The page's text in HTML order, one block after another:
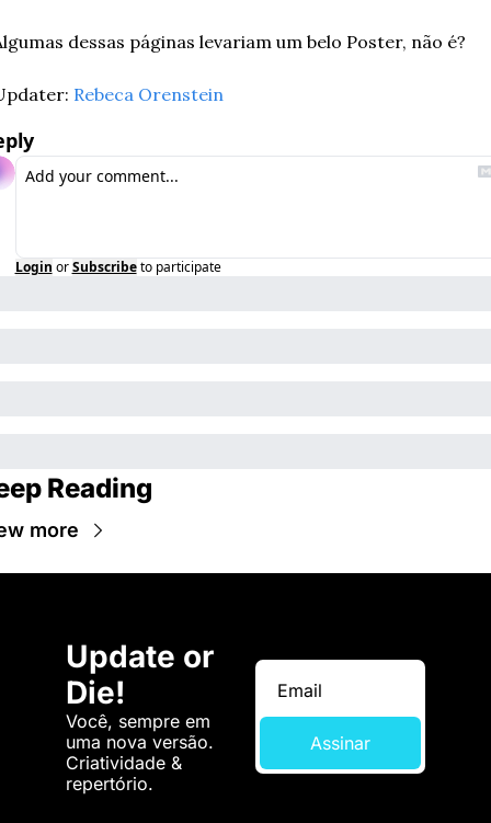
dessas páginas levariam um belo Poster, não é?
Rebeca Orenstein
Login or Subscribe to participate
Reading
more
Update or
Die!
Você, sempre em
uma nova versão.
Criatividade &
repertório.
Assinar